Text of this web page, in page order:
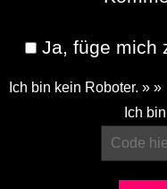
Ja, füge mich
Ich bin kein Roboter. » »
Ich